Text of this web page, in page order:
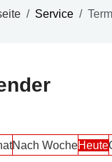
Service
Nach WocheHeute